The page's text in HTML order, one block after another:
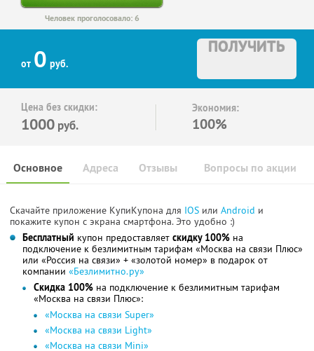
Человек проголосовало: 6
от 0 руб.
ПОЛУЧИТЬ
Цена без скидки:
1000 руб.
Экономия:
100%
Основное Отзывы Вопросы по акции
Адреса
Скачайте приложение КупиКупона для IOS или Android и
покажите купон с экрана смартфона. Это удобно :)
Бесплатный купон предоставляет скидку 100% на
подключение к безлимитным тарифам «Москва на связи Плюс»
или «Россия на связи» + «золотой номер» в подарок от
компании «Безлимитно.ру»
Скидка 100% на подключение к безлимитным тарифам
«Москва на связи Плюс»:
«Москва на связи Super»
«Москва на связи Light»
«Москва на связи Mini»